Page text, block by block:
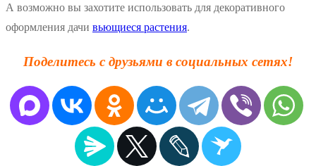
А возможно вы захотите использовать для декоративного
оформления дачи вьющиеся растения.
Поделитесь с друзьями в социальных сетях!